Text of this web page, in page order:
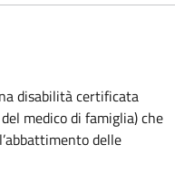
disabilità certificata
medico di famiglia) che
delle